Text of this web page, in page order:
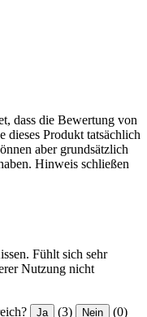
dass die Bewertung von
dieses Produkt tatsächlich
aber grundsätzlich
Hinweis schließen
Fühlt sich sehr
Nutzung nicht
Ja (3) Nein (0)